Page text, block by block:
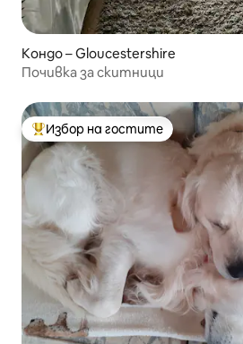
Кондо – Gloucestershire
Почивка за скитници
Най-популярен избор на гостите
Избор на гостите